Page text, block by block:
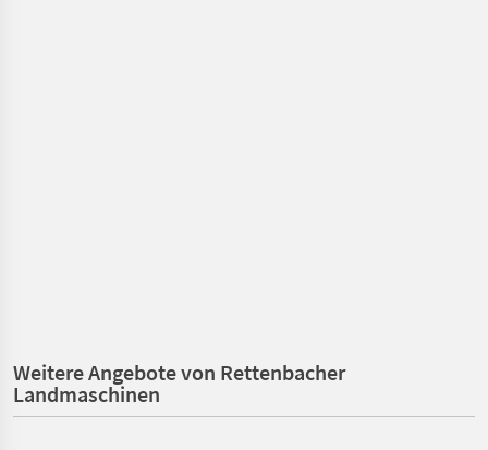
Weitere Angebote von Rettenbacher
Landmaschinen